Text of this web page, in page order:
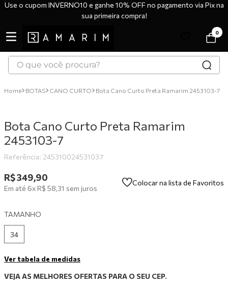
Use o cupom INVERNO10 e ganhe 10% OFF no pagamento via Pix na
sua primeira compra!
0
O que você procura?
BOTAS CANO CURTO Bota Cano Curto Preta Ramarim 2453103-7
Bota Cano Curto Preta Ramarim
2453103-7
Referência: 245310024531037
R$349,90
Em até 6xR$ 58,31 sem juros
Colocar na lista de Favoritos
TAMANHO
34
Ver tabela de medidas
VEJA AS MELHORES OFERTAS PARA O SEU CEP.
3º
sandália
º
botas
6º
tênis casual
8º
9º
10º tênis branco